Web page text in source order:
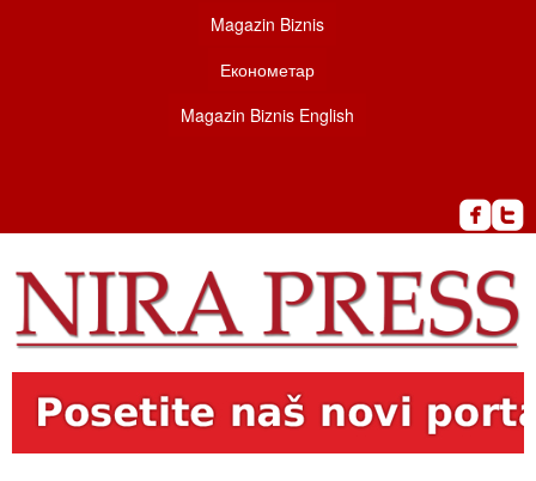
Magazin Biznis
Економетар
Magazin Biznis English